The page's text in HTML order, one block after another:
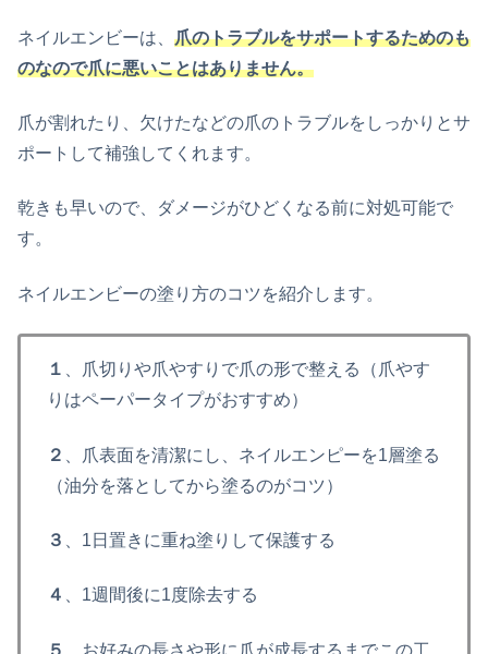
ネイルエンビーは、 爪のトラブルをサポートするためのも
のなので爪に悪いことはありません。
爪が割れたり、欠けたなどの爪のトラブルをしっかりとサ
ポートして補強してくれます。
乾きも早いので、ダメージがひどくなる前に対処可能で
す。
ネイルエンビーの塗り方のコツを紹介します。
１
、爪切りや爪やすりで爪の形で整える（爪やす
りはペーパータイプがおすすめ）
２
、爪表面を清潔にし、ネイルエンピーを1層塗る
（油分を落としてから塗るのがコツ）
３ 、1日置きに重ね塗りして保護する
４ 、1週間後に1度除去する
５ 、お好みの長さや形に爪が成長するまでこの工